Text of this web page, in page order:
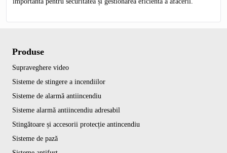
Produse
Supraveghere video
Sisteme de stingere a incendiilor
Sisteme de alarmă antiincendiu
Sisteme alarmă antiincendiu adresabil
Stingătoare și accesorii protecție antincendiu
Sisteme de pază